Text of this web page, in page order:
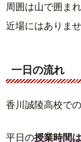
周囲は山で囲ま
近場にはありませ
一日の流れ
香川誠陵高校で
平日の授業時間